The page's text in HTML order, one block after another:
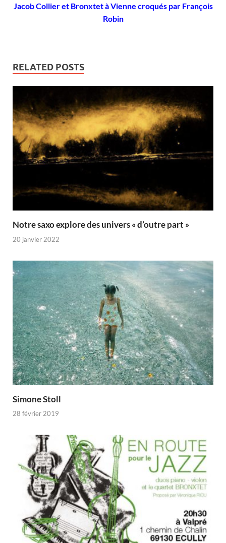
Jacob Collier et Bronxtet à Vienne croqués par François
Robin
RELATED POSTS
Notre saxo explore des univers « d’outre part »
20 janvier 2022
Simone Stoll
28 février 2019